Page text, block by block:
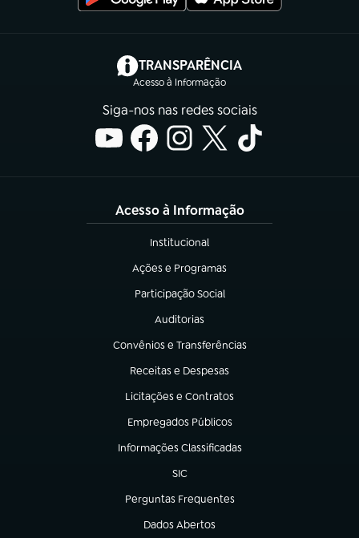
TRANSPARÊNCIA
Acesso à Informação
(abre em nova aba)
Siga-nos nas redes sociais
Acesso à Informação
Institucional
(abre em nova aba)
Ações e Programas
(abre em nova aba)
Participação Social
(abre em nova aba)
Auditorias
(abre em nova aba)
Convênios e Transferências
(abre em nova aba)
Receitas e Despesas
(abre em nova aba)
Licitações e Contratos
(abre em nova aba)
Empregados Públicos
(abre em nova aba)
Informações Classificadas
(abre em nova aba)
SIC
(abre em nova aba)
Perguntas Frequentes
(abre em nova aba)
Dados Abertos
(abre em nova aba)